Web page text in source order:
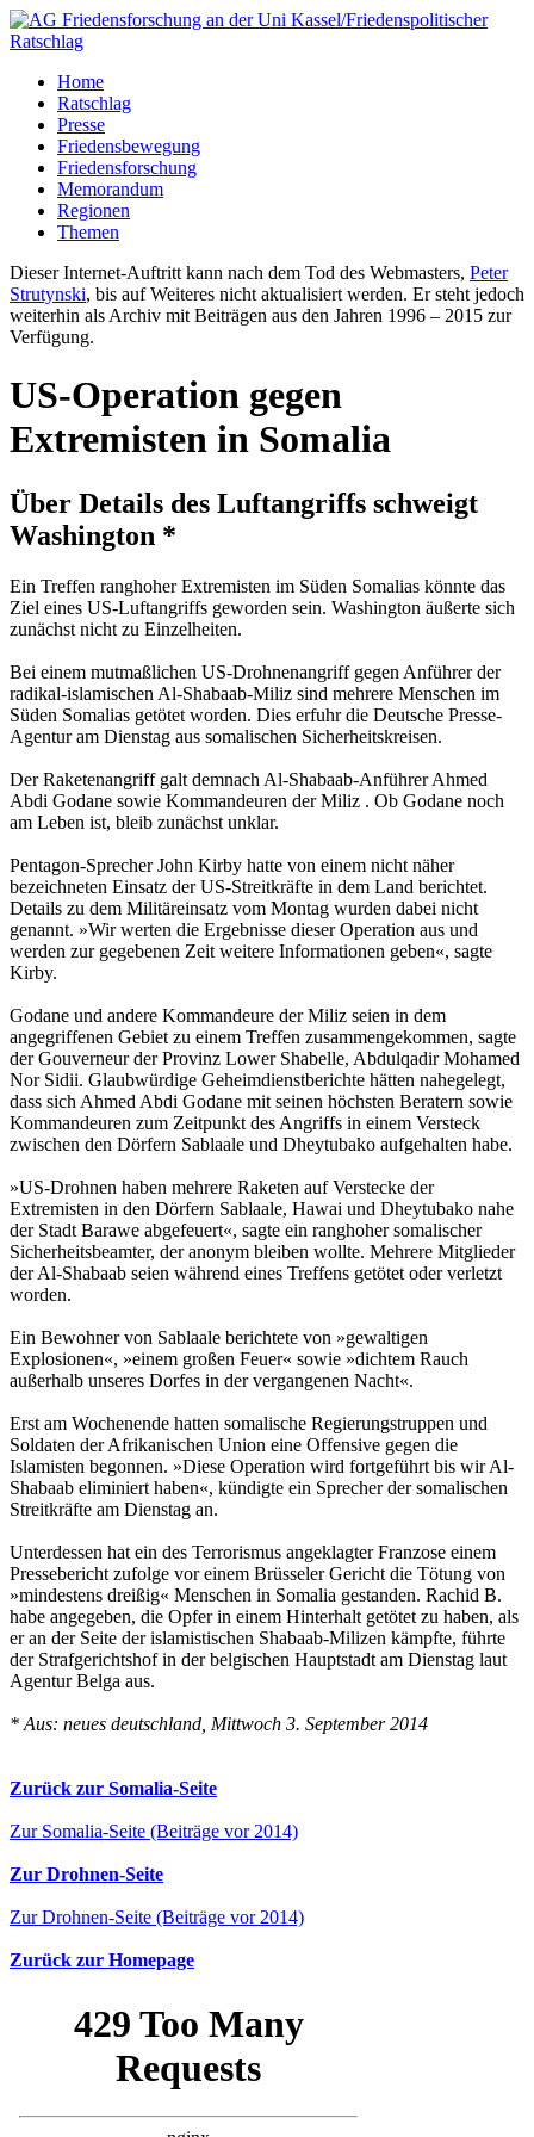
Home
Ratschlag
Presse
Friedensbewegung
Friedensforschung
Memorandum
Regionen
Themen
Dieser Internet-Auftritt kann nach dem Tod des Webmasters, Peter
Strutynski, bis auf Weiteres nicht aktualisiert werden. Er steht jedoch
weiterhin als Archiv mit Beiträgen aus den Jahren 1996 – 2015 zur
Verfügung.
US-Operation gegen
Extremisten in Somalia
Über Details des Luftangriffs schweigt
Washington *
Ein Treffen ranghoher Extremisten im Süden Somalias könnte das
Ziel eines US-Luftangriffs geworden sein. Washington äußerte sich
zunächst nicht zu Einzelheiten.
Bei einem mutmaßlichen US-Drohnenangriff gegen Anführer der
radikal-islamischen Al-Shabaab-Miliz sind mehrere Menschen im
Süden Somalias getötet worden. Dies erfuhr die Deutsche Presse-
Agentur am Dienstag aus somalischen Sicherheitskreisen.
Der Raketenangriff galt demnach Al-Shabaab-Anführer Ahmed
Abdi Godane sowie Kommandeuren der Miliz . Ob Godane noch
am Leben ist, bleib zunächst unklar.
Pentagon-Sprecher John Kirby hatte von einem nicht näher
bezeichneten Einsatz der US-Streitkräfte in dem Land berichtet.
Details zu dem Militäreinsatz vom Montag wurden dabei nicht
genannt. »Wir werten die Ergebnisse dieser Operation aus und
werden zur gegebenen Zeit weitere Informationen geben«, sagte
Kirby.
Godane und andere Kommandeure der Miliz seien in dem
angegriffenen Gebiet zu einem Treffen zusammengekommen, sagte
der Gouverneur der Provinz Lower Shabelle, Abdulqadir Mohamed
Nor Sidii. Glaubwürdige Geheimdienstberichte hätten nahegelegt,
dass sich Ahmed Abdi Godane mit seinen höchsten Beratern sowie
Kommandeuren zum Zeitpunkt des Angriffs in einem Versteck
zwischen den Dörfern Sablaale und Dheytubako aufgehalten habe.
»US-Drohnen haben mehrere Raketen auf Verstecke der
Extremisten in den Dörfern Sablaale, Hawai und Dheytubako nahe
der Stadt Barawe abgefeuert«, sagte ein ranghoher somalischer
Sicherheitsbeamter, der anonym bleiben wollte. Mehrere Mitglieder
der Al-Shabaab seien während eines Treffens getötet oder verletzt
worden.
Ein Bewohner von Sablaale berichtete von »gewaltigen
Explosionen«, »einem großen Feuer« sowie »dichtem Rauch
außerhalb unseres Dorfes in der vergangenen Nacht«.
Erst am Wochenende hatten somalische Regierungstruppen und
Soldaten der Afrikanischen Union eine Offensive gegen die
Islamisten begonnen. »Diese Operation wird fortgeführt bis wir Al-
Shabaab eliminiert haben«, kündigte ein Sprecher der somalischen
Streitkräfte am Dienstag an.
Unterdessen hat ein des Terrorismus angeklagter Franzose einem
Pressebericht zufolge vor einem Brüsseler Gericht die Tötung von
»mindestens dreißig« Menschen in Somalia gestanden. Rachid B.
habe angegeben, die Opfer in einem Hinterhalt getötet zu haben, als
er an der Seite der islamistischen Shabaab-Milizen kämpfte, führte
der Strafgerichtshof in der belgischen Hauptstadt am Dienstag laut
Agentur Belga aus.
* Aus: neues deutschland, Mittwoch 3. September 2014
Zurück zur Somalia-Seite
Zur Somalia-Seite (Beiträge vor 2014)
Zur Drohnen-Seite
Zur Drohnen-Seite (Beiträge vor 2014)
Zurück zur Homepage